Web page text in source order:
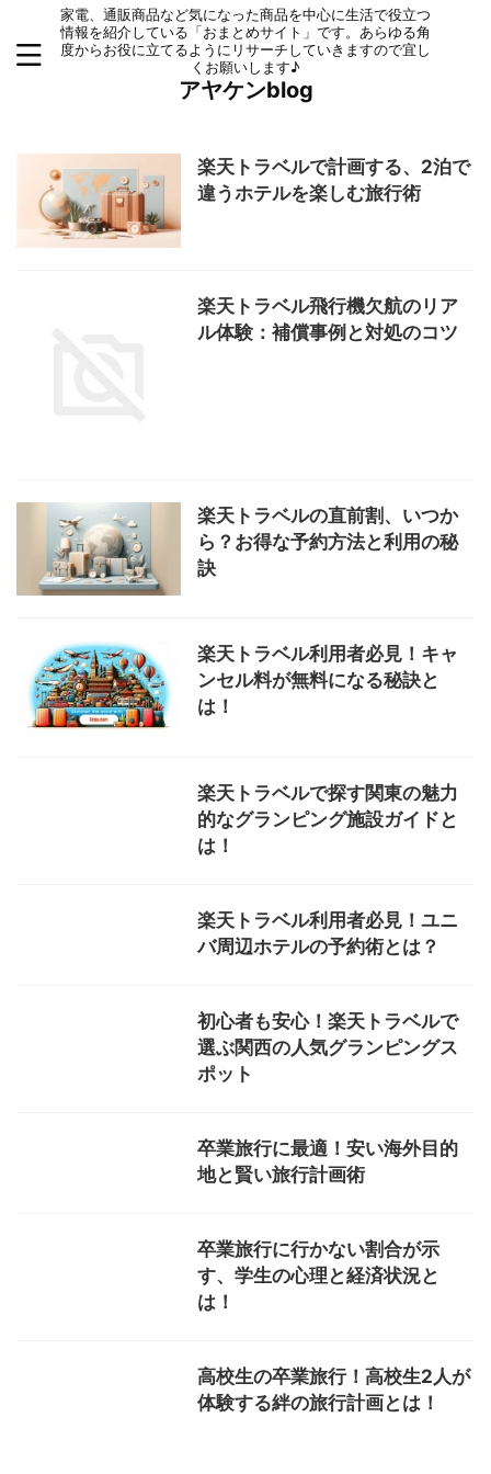
家電、通販商品など気になった商品を中心に生活で役立つ
情報を紹介している「おまとめサイト」です。あらゆる角
度からお役に立てるようにリサーチしていきますので宜し
くお願いします♪
アヤケンblog
楽天トラベルで計画する、2泊で
違うホテルを楽しむ旅行術
楽天トラベル飛行機欠航のリア
ル体験：補償事例と対処のコツ
楽天トラベルの直前割、いつか
ら？お得な予約方法と利用の秘
訣
楽天トラベル利用者必見！キャ
ンセル料が無料になる秘訣と
は！
楽天トラベルで探す関東の魅力
的なグランピング施設ガイドと
は！
楽天トラベル利用者必見！ユニ
バ周辺ホテルの予約術とは？
初心者も安心！楽天トラベルで
選ぶ関西の人気グランピングス
ポット
卒業旅行に最適！安い海外目的
地と賢い旅行計画術
卒業旅行に行かない割合が示
す、学生の心理と経済状況と
は！
高校生の卒業旅行！高校生2人が
体験する絆の旅行計画とは！